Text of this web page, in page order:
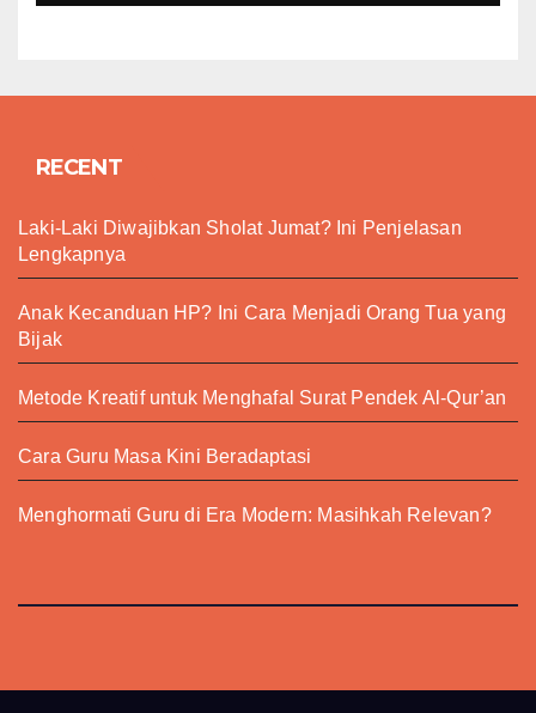
RECENT
Laki-Laki Diwajibkan Sholat Jumat? Ini Penjelasan
Lengkapnya
Anak Kecanduan HP? Ini Cara Menjadi Orang Tua yang
Bijak
Metode Kreatif untuk Menghafal Surat Pendek Al-Qur’an
Cara Guru Masa Kini Beradaptasi
Menghormati Guru di Era Modern: Masihkah Relevan?